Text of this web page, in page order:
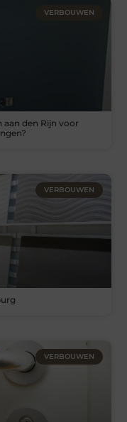
VERBOUWEN
aan den Rijn voor
VERBOUWEN
VERBOUWEN